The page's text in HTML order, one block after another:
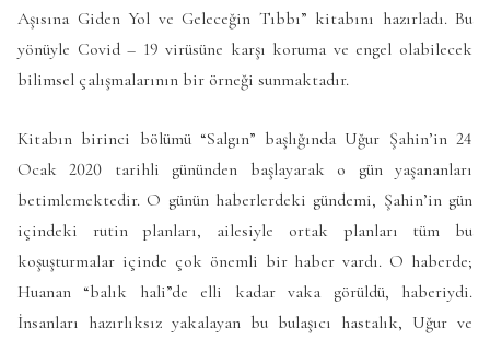
Aşısına Giden Yol ve Geleceğin Tıbbı” kitabını hazırladı. Bu
yönüyle Covid – 19 virüsüne karşı koruma ve engel olabilecek
bilimsel çalışmalarının bir örneği sunmaktadır.
Kitabın birinci bölümü “Salgın” başlığında Uğur Şahin’in 24
Ocak 2020 tarihli gününden başlayarak o gün yaşananları
betimlemektedir. O günün haberlerdeki gündemi, Şahin’in gün
içindeki rutin planları, ailesiyle ortak planları tüm bu
koşuşturmalar içinde çok önemli bir haber vardı. O haberde;
Huanan “balık hali”de elli kadar vaka görüldü, haberiydi.
İnsanları hazırlıksız yakalayan bu bulaşıcı hastalık, Uğur ve